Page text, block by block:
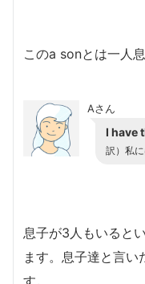
このa sonとは一人
Aさん
I have
訳）私
息子が3人もいると
ます。息子達と言い
す。